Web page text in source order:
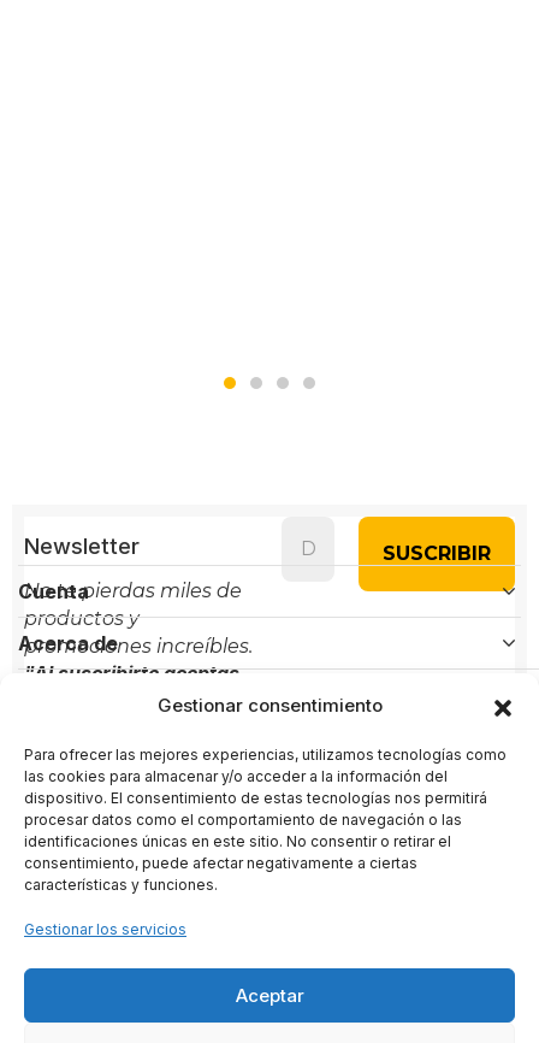
Gestionar consentimiento
Para ofrecer las mejores experiencias, utilizamos tecnologías como
las cookies para almacenar y/o acceder a la información del
dispositivo. El consentimiento de estas tecnologías nos permitirá
procesar datos como el comportamiento de navegación o las
identificaciones únicas en este sitio. No consentir o retirar el
consentimiento, puede afectar negativamente a ciertas
características y funciones.
Gestionar los servicios
Aceptar
Newsletter
No te pierdas miles de
productos y
promociones increíbles.
"Al suscribirte aceptas
nuestra política de
Cuenta
Acerca de
Contacto
Administración: +(34) 856 61 16 56
Soporte:+(34) 722 58 80 89
info@arternativas.com